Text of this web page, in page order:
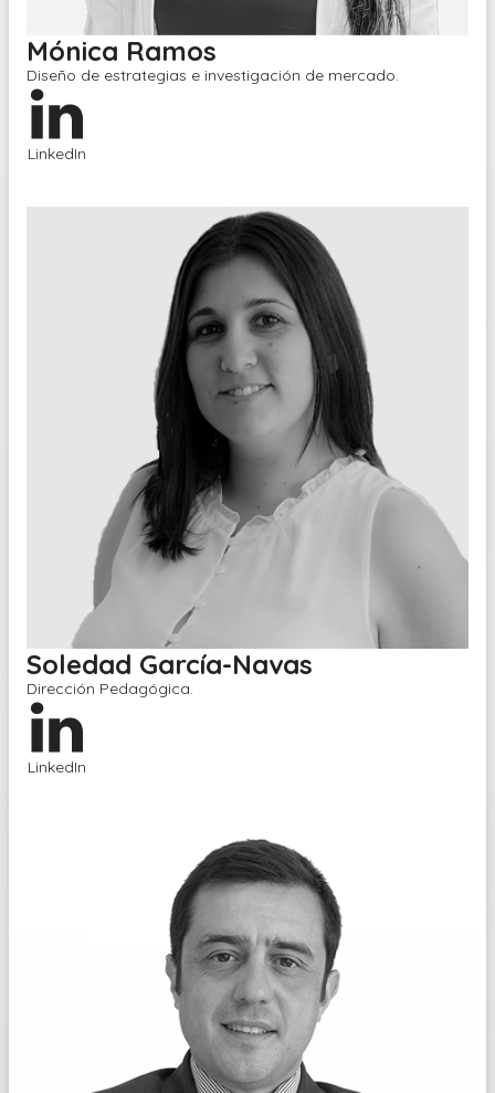
Mónica Ramos
Diseño de estrategias e investigación de mercado.
LinkedIn
Soledad García-Navas
Dirección Pedagógica.
LinkedIn